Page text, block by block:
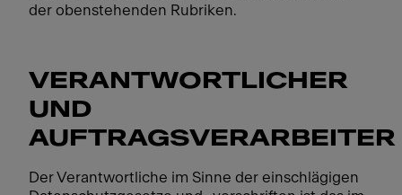
der obenstehenden Rubriken.
VERANTWORTLICHER
UND
AUFTRAGSVERARBEITER
Der Verantwortliche im Sinne der einschlägigen